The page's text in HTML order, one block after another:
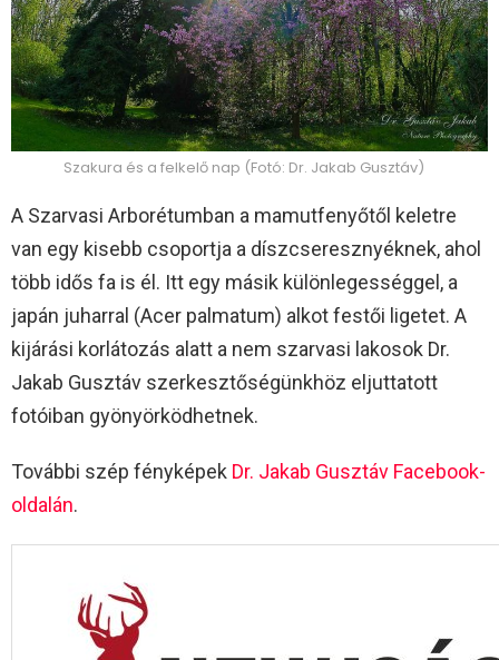
Szakura és a felkelő nap (Fotó: Dr. Jakab Gusztáv)
A Szarvasi Arborétumban a mamutfenyőtől keletre
van egy kisebb csoportja a díszcseresznyéknek, ahol
több idős fa is él. Itt egy másik különlegességgel, a
japán juharral (Acer palmatum) alkot festői ligetet. A
kijárási korlátozás alatt a nem szarvasi lakosok Dr.
Jakab Gusztáv szerkesztőségünkhöz eljuttatott
fotóiban gyönyörködhetnek.
További szép fényképek Dr. Jakab Gusztáv Facebook-
oldalán.